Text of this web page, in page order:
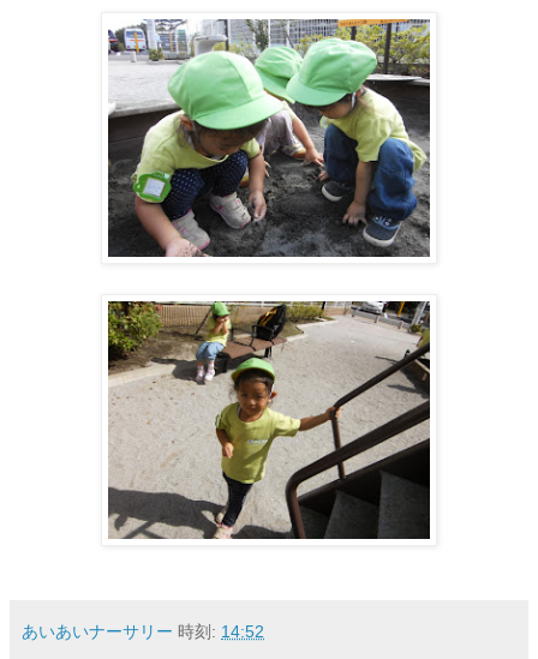
あいあいナーサリー 時刻: 14:52